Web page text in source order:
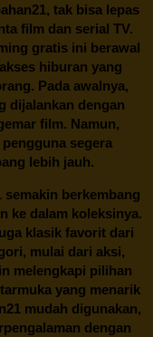
, tak bisa lepas
film dan serial TV.
gratis ini berawal
hiburan yang
Pada awalnya,
dijalankan dengan
film. Namun,
segera
lebih jauh.
semakin berkembang
ke dalam koleksinya.
klasik favorit dari
mulai dari aksi,
melengkapi pilihan
yang menarik
mudah digunakan,
dengan